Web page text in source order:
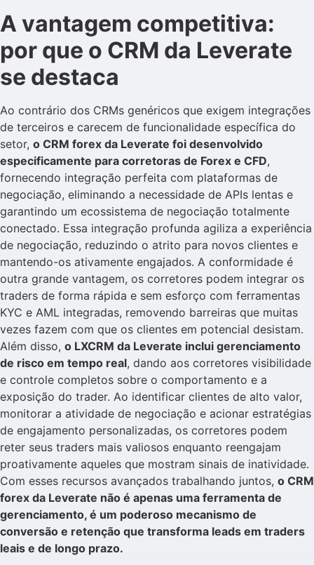
A vantagem competitiva:
por que o CRM da Leverate
se destaca
Ao contrário dos CRMs genéricos que exigem integrações
de terceiros e carecem de funcionalidade específica do
setor, o CRM forex da Leverate foi desenvolvido
especificamente para corretoras de Forex e CFD,
fornecendo integração perfeita com plataformas de
negociação, eliminando a necessidade de APIs lentas e
garantindo um ecossistema de negociação totalmente
conectado. Essa integração profunda agiliza a experiência
de negociação, reduzindo o atrito para novos clientes e
mantendo-os ativamente engajados. A conformidade é
outra grande vantagem, os corretores podem integrar os
traders de forma rápida e sem esforço com ferramentas
KYC e AML integradas, removendo barreiras que muitas
vezes fazem com que os clientes em potencial desistam.
Além disso, o LXCRM da Leverate inclui gerenciamento
de risco em tempo real, dando aos corretores visibilidade
e controle completos sobre o comportamento e a
exposição do trader. Ao identificar clientes de alto valor,
monitorar a atividade de negociação e acionar estratégias
de engajamento personalizadas, os corretores podem
reter seus traders mais valiosos enquanto reengajam
proativamente aqueles que mostram sinais de inatividade.
Com esses recursos avançados trabalhando juntos, o CRM
forex da Leverate não é apenas uma ferramenta de
gerenciamento, é um poderoso mecanismo de
conversão e retenção que transforma leads em traders
leais e de longo prazo.